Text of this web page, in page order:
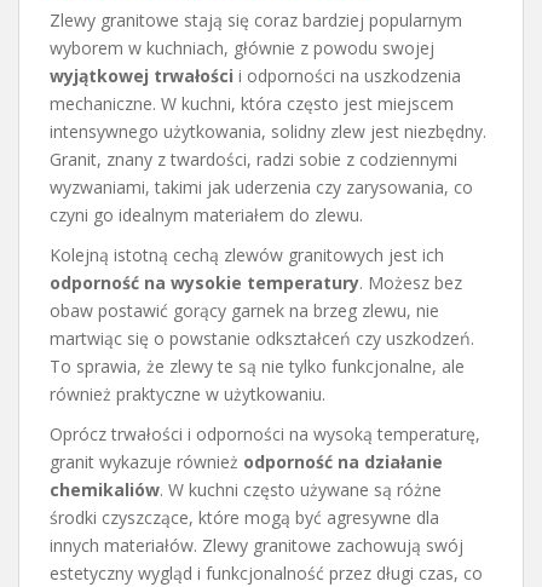
Zlewy granitowe stają się coraz bardziej popularnym
wyborem w kuchniach, głównie z powodu swojej
wyjątkowej trwałości i odporności na uszkodzenia
mechaniczne. W kuchni, która często jest miejscem
intensywnego użytkowania, solidny zlew jest niezbędny.
Granit, znany z twardości, radzi sobie z codziennymi
wyzwaniami, takimi jak uderzenia czy zarysowania, co
czyni go idealnym materiałem do zlewu.
Kolejną istotną cechą zlewów granitowych jest ich
odporność na wysokie temperatury. Możesz bez
obaw postawić gorący garnek na brzeg zlewu, nie
martwiąc się o powstanie odkształceń czy uszkodzeń.
To sprawia, że zlewy te są nie tylko funkcjonalne, ale
również praktyczne w użytkowaniu.
Oprócz trwałości i odporności na wysoką temperaturę,
granit wykazuje również odporność na działanie
chemikaliów. W kuchni często używane są różne
środki czyszczące, które mogą być agresywne dla
innych materiałów. Zlewy granitowe zachowują swój
estetyczny wygląd i funkcjonalność przez długi czas, co